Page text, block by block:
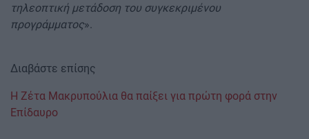
τηλεοπτική μετάδοση του συγκεκριμένου
προγράμματος».
Διαβάστε επίσης
Η Ζέτα Μακρυπούλια θα παίξει για πρώτη φορά στην
Επίδαυρο